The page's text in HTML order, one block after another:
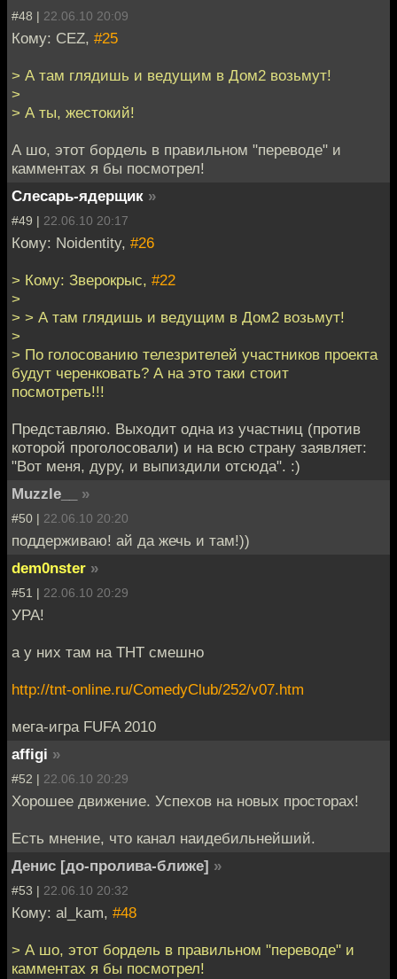
#48 | 22.06.10 20:09
Кому: CEZ, #25
> А там глядишь и ведущим в Дом2 возьмут!
>
> А ты, жестокий!
А шо, этот бордель в правильном "переводе" и
камментах я бы посмотрел!
Слесарь-ядерщик »
#49 | 22.06.10 20:17
Кому: Noidentity, #26
> Кому: Зверокрыс, #22
>
> > А там глядишь и ведущим в Дом2 возьмут!
>
> По голосованию телезрителей участников проекта
будут черенковать? А на это таки стоит
посмотреть!!!
Представляю. Выходит одна из участниц (против
которой проголосовали) и на всю страну заявляет:
"Вот меня, дуру, и выпиздили отсюда". :)
Muzzle__
»
#50 | 22.06.10 20:20
поддерживаю! ай да жечь и там!))
dem0nster »
#51 | 22.06.10 20:29
УРА!
а у них там на ТНТ смешно
http://tnt-online.ru/ComedyClub/252/v07.htm
мега-игра FUFA 2010
affigi »
#52 | 22.06.10 20:29
Хорошее движение. Успехов на новых просторах!
Есть мнение, что канал наидебильнейший.
Денис [до-пролива-ближе] »
#53 | 22.06.10 20:32
Кому: al_kam, #48
> А шо, этот бордель в правильном "переводе" и
камментах я бы посмотрел!